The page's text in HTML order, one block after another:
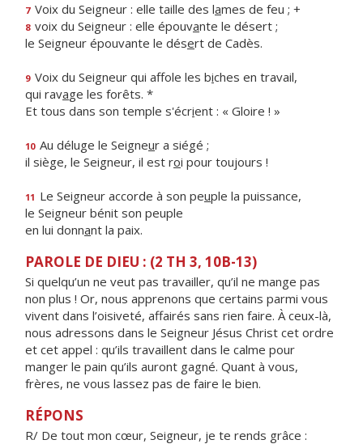
7 Voix du Seigneur : elle taille des lames de feu ; +
8 voix du Seigneur : elle épouvante le désert ;
le Seigneur épouvante le désert de Cadès.
9 Voix du Seigneur qui affole les biches en travail,
qui ravage les forêts. *
Et tous dans son temple s'écrient : « Gloire ! »
10 Au déluge le Seigneur a siégé ;
il siège, le Seigneur, il est roi pour toujours !
11 Le Seigneur accorde à son peuple la puissance,
le Seigneur bénit son peuple
en lui donnant la paix.
PAROLE DE DIEU : (2 TH 3, 10B-13)
Si quelqu’un ne veut pas travailler, qu’il ne mange pas
non plus ! Or, nous apprenons que certains parmi vous
vivent dans l’oisiveté, affairés sans rien faire. À ceux-là,
nous adressons dans le Seigneur Jésus Christ cet ordre
et cet appel : qu’ils travaillent dans le calme pour
manger le pain qu’ils auront gagné. Quant à vous,
frères, ne vous lassez pas de faire le bien.
RÉPONS
R/ De tout mon cœur, Seigneur, je te rends grâce :